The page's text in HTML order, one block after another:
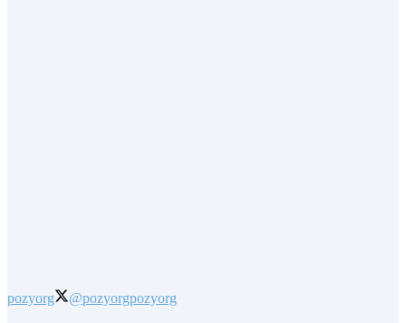
pozyorg @pozyorgpozyorg